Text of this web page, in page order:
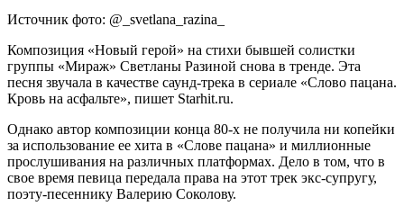
Источник фото: @_svetlana_razina_
Композиция «Новый герой» на стихи бывшей солистки
группы «Мираж» Светланы Разиной снова в тренде. Эта
песня звучала в качестве саунд-трека в сериале «Слово пацана.
Кровь на асфальте», пишет Starhit.ru.
Однако автор композиции конца 80-х не получила ни копейки
за использование ее хита в «Слове пацана» и миллионные
прослушивания на различных платформах. Дело в том, что в
свое время певица передала права на этот трек экс-супругу,
поэту-песеннику Валерию Соколову.